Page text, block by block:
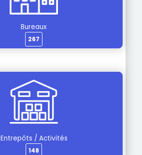
Bureaux
267
Entrepôts / Activités
148